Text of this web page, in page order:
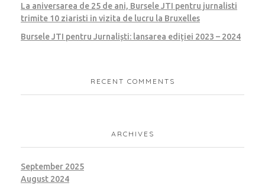
La aniversarea de 25 de ani, Bursele JTI pentru jurnalisti
trimite 10 ziaristi in vizita de lucru la Bruxelles
Bursele JTI pentru Jurnaliști: lansarea ediției 2023 – 2024
RECENT COMMENTS
ARCHIVES
September 2025
August 2024